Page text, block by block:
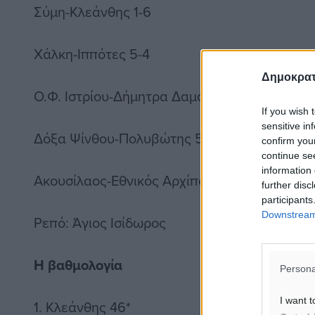
If you wish
sensitive
confirm
continue
information
further
I want
Σύμη-Κλεάνθης 1-6
Χάλκη-Ιππότες 5-4
Ο.Φ. Ιστρίου-Δήμητρα Δαματριάς 2-3
Δόξα Ψίνθου-Πολυβώτης 5-1
Ακουσίλαος-Εθνικός Αρχίπολης 6-0
Ρεπό: Άγιος Ισίδωρος
Η βαθμολογία
1. Κλεάνθης 46*